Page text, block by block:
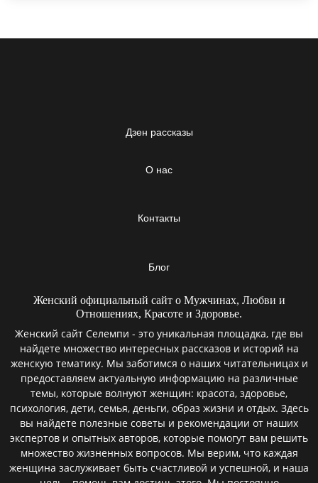
Дзен рассказы
О нас
Контакты
Блог
Женский официальный сайт о Мужчинах, Любви и
Отношениях, Красоте и Здоровье.
Женский сайт Селемпи - это уникальная площадка, где вы
найдете множество интересных рассказов и историй на
женскую тематику. Мы заботимся о наших читательницах и
предоставляем актуальную информацию на различные
темы, которые волнуют женщин: красота, здоровье,
психология, дети, семья, деньги, образ жизни и отдых. Здесь
вы найдете полезные советы и рекомендации от наших
экспертов и опытных авторов, которые помогут вам решить
множество жизненных вопросов. Мы верим, что каждая
женщина заслуживает быть счастливой и успешной, и наша